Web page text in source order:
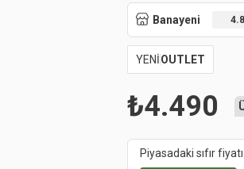
Banayeni 4.8
YENİOUTLET
₺4.490
Piyasadaki sıfır fiyatı